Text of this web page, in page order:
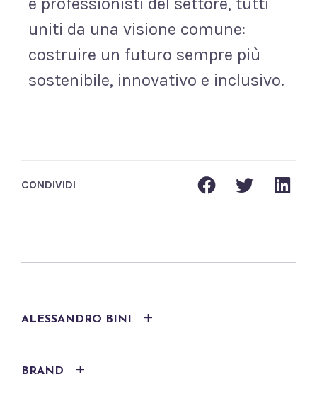
uniti da una visione comune:
costruire un futuro sempre più
sostenibile, innovativo e inclusivo.
CONDIVIDI
ALESSANDRO BINI
BRAND